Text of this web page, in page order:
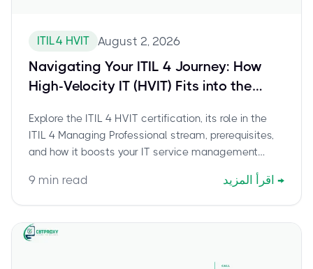
ITIL 4 HVIT August 2, 2026
Navigating Your ITIL 4 Journey: How
High-Velocity IT (HVIT) Fits into the
Explore the ITIL 4 HVIT certification, its role in the
ITIL 4 Managing Professional stream, prerequisites,
and how it boosts your IT service management
9 min read اقرأ المزيد →